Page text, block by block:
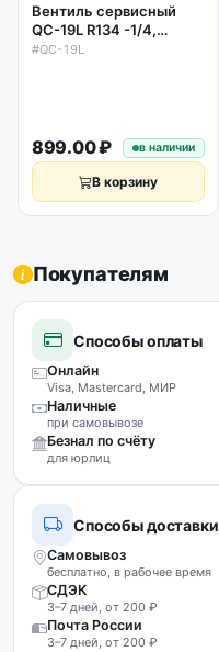
Вентиль сервисный
QC-19L R134 -1/4,
угловой 90`, с
#QC-19L
899.00 ₽ в наличии
В корзину
Покупателям
Способы оплаты
Онлайн
Visa, Mastercard, МИР
Наличные
при самовывозе
Безнал по счёту
для юрлиц
Способы доставки
Самовывоз
бесплатно, в рабочее время
СДЭК
3–7 дней, от 200 ₽
Почта России
3–7 дней, от 200 ₽